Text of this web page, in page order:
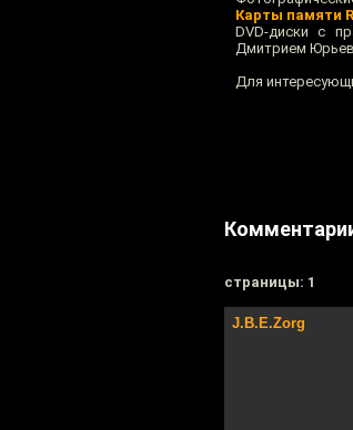
Карты памяти
DVD-диски с
Дмитрием
Для
cтраницы: 1
J.B.E.Zorg